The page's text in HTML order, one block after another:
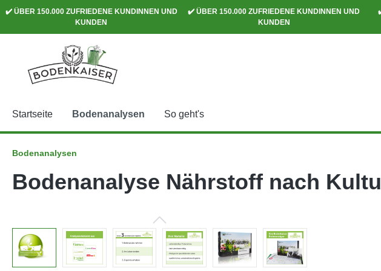
Zur Hauptnavigation springen
✔️ ÜBER 150.000 ZUFRIEDENE KUNDINNEN UND
KUNDEN
✔️ ÜBER 150.000 ZUFRIEDENE KUNDINNEN UND
KUNDEN
Startseite Bodenanalysen So geht's
Bodenanalysen
Bodenanalyse Nährstoff nach
Bildergalerie überspringen